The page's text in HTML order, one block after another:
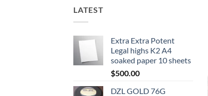
LATEST
Extra Extra Potent
Legal highs K2 A4
soaked paper 10 sheets
$500.00
DZL GOLD 76G